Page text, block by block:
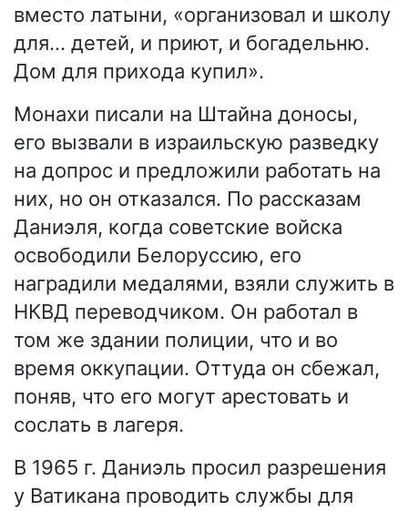
вместо латыни, «организовал и школу
для… детей, и приют, и богадельню.
Дом для прихода купил».
Монахи писали на Штайна доносы,
его вызвали в израильскую разведку
на допрос и предложили работать на
них, но он отказался. По рассказам
Даниэля, когда советские войска
освободили Белоруссию, его
наградили медалями, взяли служить в
НКВД переводчиком. Он работал в
том же здании полиции, что и во
время оккупации. Оттуда он сбежал,
поняв, что его могут арестовать и
сослать в лагеря.
В 1965 г. Даниэль просил разрешения
у Ватикана проводить службы для